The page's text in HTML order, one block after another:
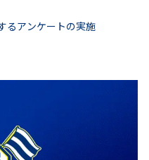
るアンケートの実施